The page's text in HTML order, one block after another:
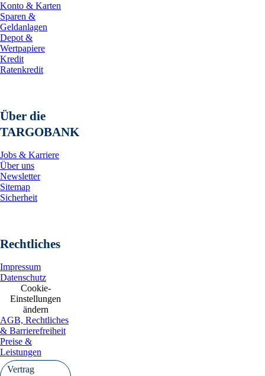
Konto & Karten
Sparen &
Geldanlagen
Depot &
Wertpapiere
Kredit
Ratenkredit
Über die
TARGOBANK
Jobs & Karriere
Über uns
Newsletter
Sitemap
Sicherheit
Rechtliches
Impressum
Datenschutz
Cookie-
Einstellungen
ändern
AGB, Rechtliches
& Barrierefreiheit
Preise &
Leistungen
Vertrag